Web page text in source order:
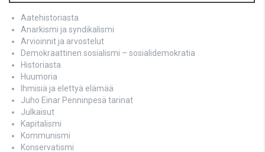
Aatehistoriasta
Anarkismi ja syndikalismi
Arvioinnit ja arvostelut
Demokraattinen sosialismi – sosialidemokratia
Historiasta
Huumoria
Ihmisiä ja elettyä elämää
Juho Einar Penninpesä tarinat
Julkaisut
Kapitalismi
Kommunismi
Konservatismi